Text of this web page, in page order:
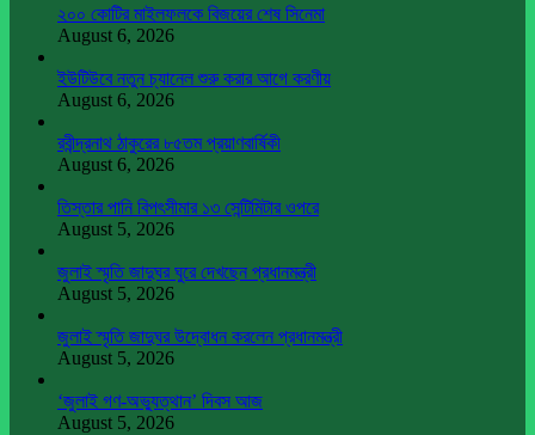
২০০ কোটির মাইলফলকে বিজয়ের শেষ সিনেমা
August 6, 2026
ইউটিউবে নতুন চ্যানেল শুরু করার আগে করণীয়
August 6, 2026
রবীন্দ্রনাথ ঠাকুরের ৮৫তম প্রয়াণবার্ষিকী
August 6, 2026
তিস্তার পানি বিপৎসীমার ১৩ সেন্টিমিটার ওপরে
August 5, 2026
জুলাই স্মৃতি জাদুঘর ঘুরে দেখছেন প্রধানমন্ত্রী
August 5, 2026
জুলাই স্মৃতি জাদুঘর উদ্বোধন করলেন প্রধানমন্ত্রী
August 5, 2026
‘জুলাই গণ-অভ্যুত্থান’ দিবস আজ
August 5, 2026